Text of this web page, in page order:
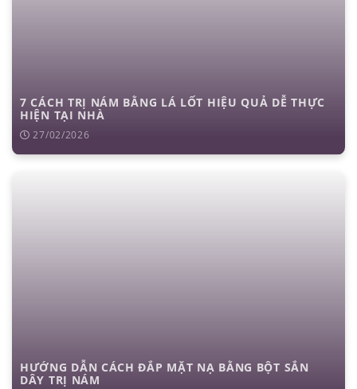
7 CÁCH TRỊ NÁM BẰNG LÁ LỐT HIỆU QUẢ DỄ THỰC
HIỆN TẠI NHÀ
27/02/2026
HƯỚNG DẪN CÁCH ĐẮP MẶT NẠ BẰNG BỘT SẮN
DÂY TRỊ NÁM